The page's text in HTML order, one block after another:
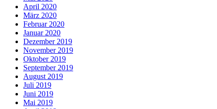
April 2020
März 2020
Februar 2020
Januar 2020
Dezember 2019
November 2019
Oktober 2019
September 2019
August 2019
Juli 2019
Juni 2019
Mai 2019